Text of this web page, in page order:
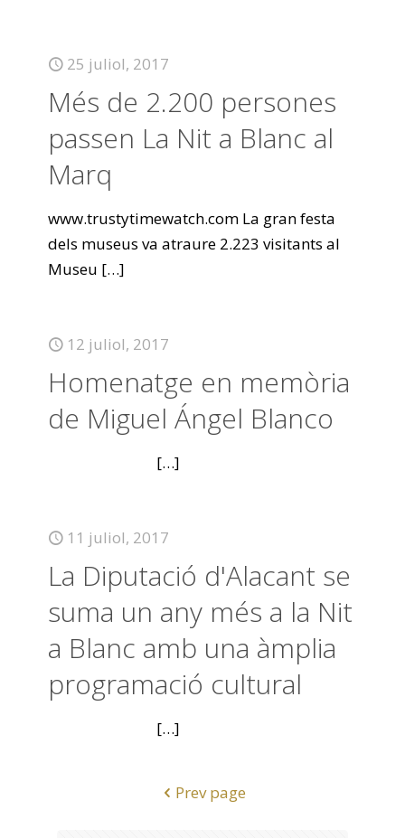
25 juliol, 2017
Més de 2.200 persones
passen La Nit a Blanc al
Marq
www.trustytimewatch.com La gran festa
dels museus va atraure 2.223 visitants al
Museu […]
12 juliol, 2017
Homenatge en memòria
de Miguel Ángel Blanco
[…]
11 juliol, 2017
La Diputació d'Alacant se
suma un any més a la Nit
a Blanc amb una àmplia
programació cultural
[…]
Prev page